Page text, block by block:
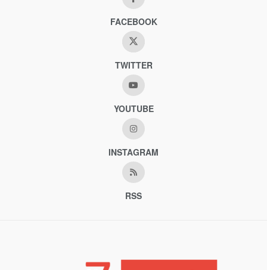
FACEBOOK
TWITTER
YOUTUBE
INSTAGRAM
RSS